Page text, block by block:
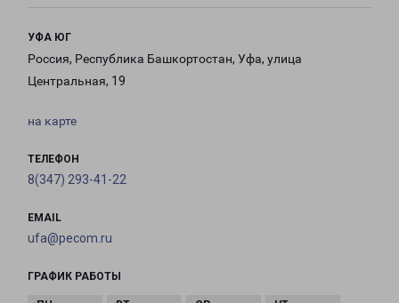
УФА ЮГ
Россия, Республика Башкортостан, Уфа, улица
Центральная, 19
на карте
ТЕЛЕФОН
8(347) 293-41-22
EMAIL
ufa@pecom.ru
ГРАФИК РАБОТЫ